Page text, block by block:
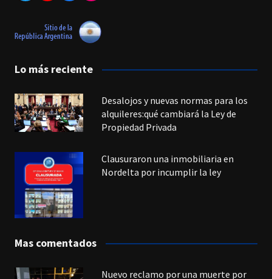
Lo más reciente
Desalojos y nuevas normas para los
alquileres:qué cambiará la Ley de
Propiedad Privada
Clausuraron una inmobiliaria en
Nordelta por incumplir la ley
Mas comentados
Nuevo reclamo por una muerte por